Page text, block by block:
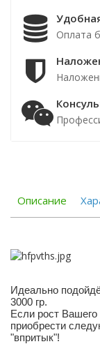
Оплата
Описание
Идеально
3000 гр.
Если рост
приобрести
"впритык"!